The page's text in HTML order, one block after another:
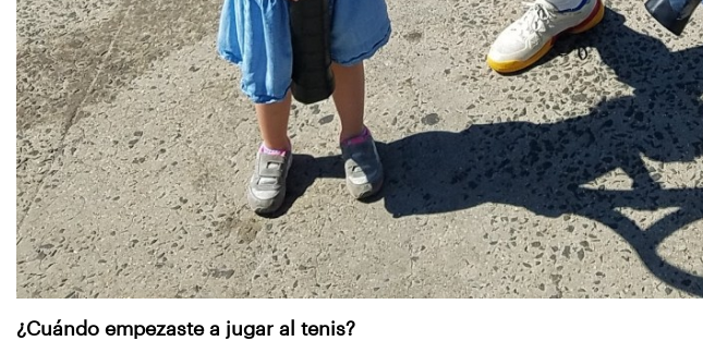
¿Cuándo empezaste a jugar al tenis?